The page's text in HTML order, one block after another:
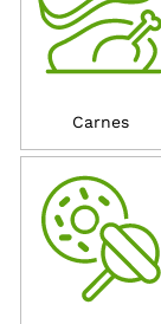
Carnes